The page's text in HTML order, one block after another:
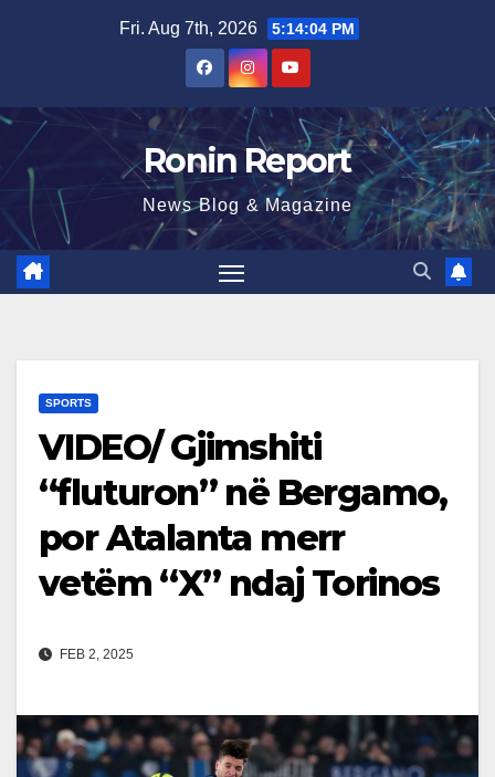
Fri. Aug 7th, 2026 5:14:05 PM
Ronin Report
News Blog & Magazine
SPORTS
VIDEO/ Gjimshiti
“fluturon” në Bergamo,
por Atalanta merr
vetëm “X” ndaj Torinos
FEB 2, 2025